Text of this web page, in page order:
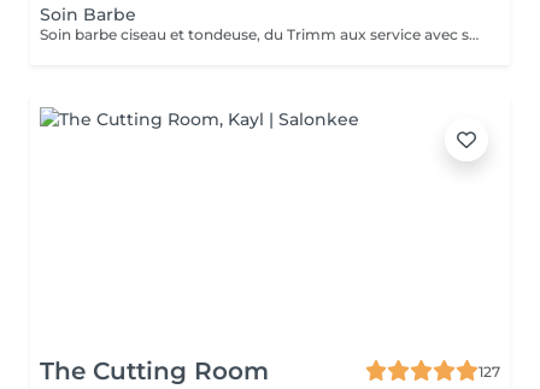
Soin Barbe
Soin barbe ciseau et tondeuse, du Trimm aux service avec serviettes chaudes
The Cutting Room
127